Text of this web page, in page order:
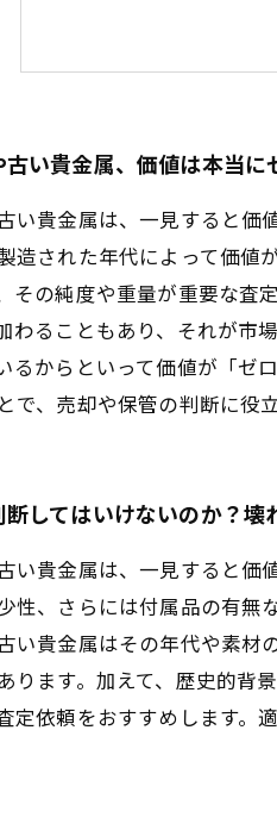
具体的な査定基準
適正な価値を知っ
まとめ：見た目に惑
い貴金属、価値は本当
い貴金属は、一見すると価
造された年代によって価値
その純度や重量が重要な査
わることもあり、それが市
るからといって価値が「ゼ
で、売却や保管の判断に役
してはいけないのか？
い貴金属は、一見すると価
性、さらには付属品の有
い貴金属はその年代や素
ります。加えて、歴史的背
定依頼をおすすめします。